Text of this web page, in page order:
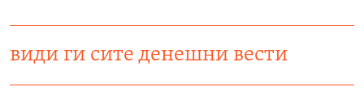
види ги сите денешни вести